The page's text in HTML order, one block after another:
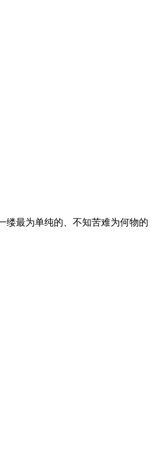
缕最为单纯的、不知苦难为何物的